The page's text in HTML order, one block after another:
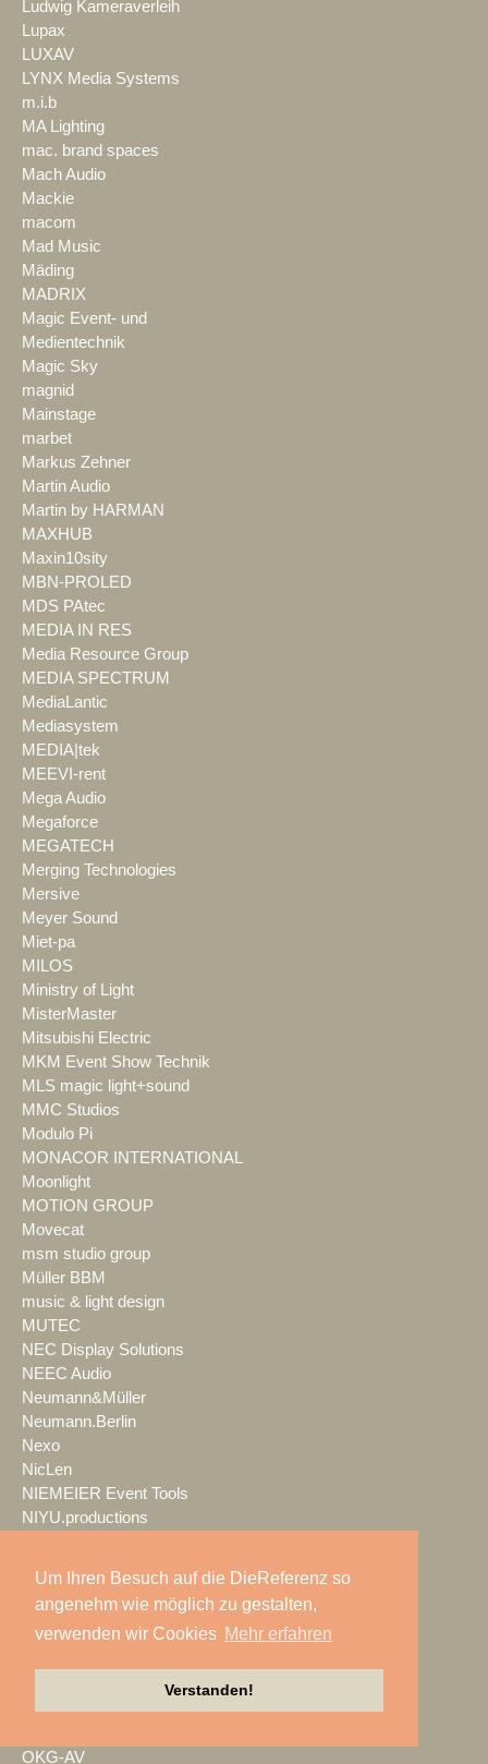
Um Ihren Besuch auf die DieReferenz so
angenehm wie möglich zu gestalten,
verwenden wir Cookies Mehr erfahren
Verstanden!
Ludwig Kameraverleih
Lupax
LUXAV
LYNX Media Systems
m.i.b
MA Lighting
mac. brand spaces
Mach Audio
Mackie
macom
Mad Music
Mäding
MADRIX
Magic Event- und
Medientechnik
Magic Sky
magnid
Mainstage
marbet
Markus Zehner
Martin Audio
Martin by HARMAN
MAXHUB
Maxin10sity
MBN-PROLED
MDS PAtec
MEDIA IN RES
Media Resource Group
MEDIA SPECTRUM
MediaLantic
Mediasystem
MEDIA|tek
MEEVI-rent
Mega Audio
Megaforce
MEGATECH
Merging Technologies
Mersive
Meyer Sound
Miet-pa
MILOS
Ministry of Light
MisterMaster
Mitsubishi Electric
MKM Event Show Technik
MLS magic light+sound
MMC Studios
Modulo Pi
MONACOR INTERNATIONAL
Moonlight
MOTION GROUP
Movecat
msm studio group
Müller BBM
music & light design
MUTEC
NEC Display Solutions
NEEC Audio
Neumann&Müller
Neumann.Berlin
Nexo
NicLen
NIEMEIER Event Tools
NIYU.productions
NPB Veranstaltungstechnik
NTi Audio
NÜSSLI
Oehlbach Kabel
OKG-AV